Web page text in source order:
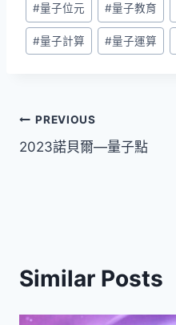
#量子位元 #量子教育
#量子計算 #量子運算
PREVIOUS
2023諾貝爾—量子點
Similar Posts